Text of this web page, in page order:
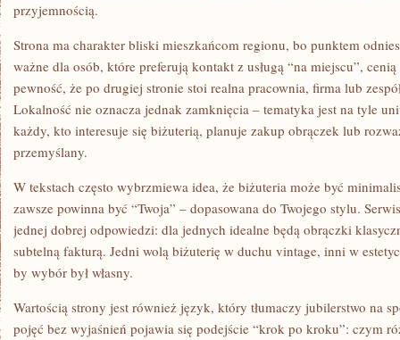
przyjemnością.
Strona ma charakter bliski mieszkańcom regionu, bo punktem
ważne dla osób, które preferują kontakt z usługą “na miejscu”,
pewność, że po drugiej stronie stoi realna pracownia, firma lub
Lokalność nie oznacza jednak zamknięcia – tematyka jest na tyle
każdy, kto interesuje się biżuterią, planuje zakup obrączek lub
przemyślany.
W tekstach często wybrzmiewa idea, że biżuteria może być
zawsze powinna być “Twoja” – dopasowana do Twojego stylu.
jednej dobrej odpowiedzi: dla jednych idealne będą obrączki
subtelną fakturą. Jedni wolą biżuterię w duchu vintage, inni w
by wybór był własny.
Wartością strony jest również język, który tłumaczy jubilerstwo na
pojęć bez wyjaśnień pojawia się podejście “krok po kroku”: czym